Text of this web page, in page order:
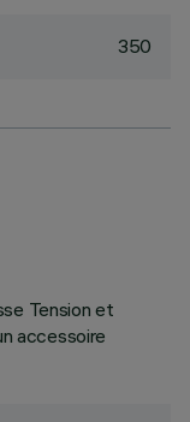
350
Tension et
accessoire